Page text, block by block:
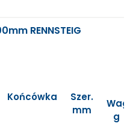
RENNSTEIG
Końcówka
Szer.
mm
g